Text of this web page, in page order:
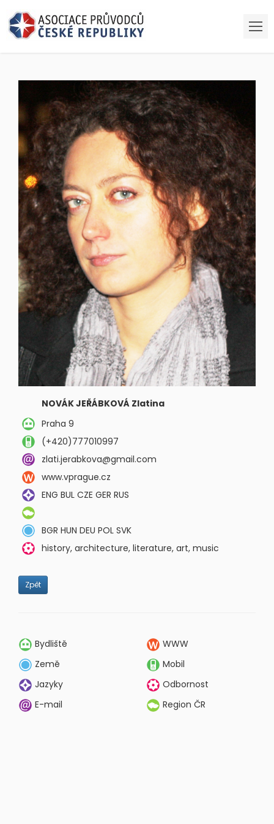
NOVÁK JEŘÁBKOVÁ Zlatina
Praha 9
(+420)777010997
zlati.jerabkova@gmail.com
www.vprague.cz
ENG BUL CZE GER RUS
BGR HUN DEU POL SVK
history, architecture, literature, art, music
Zpět
Bydliště
WWW
Země
Mobil
Jazyky
Odbornost
E-mail
Region ČR